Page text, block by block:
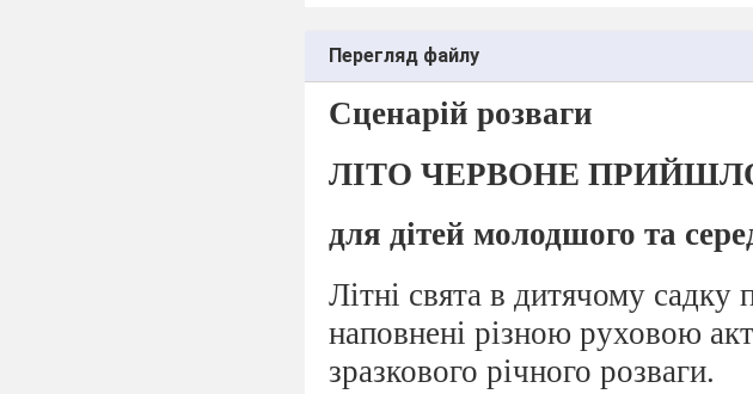
Перегляд файлу
Сценарій розваги
ЛІТО ЧЕРВОНЕ
для дітей молодшого та
Літні свята в дитячому садку
наповнені різною руховою
зразкового річного розваги.